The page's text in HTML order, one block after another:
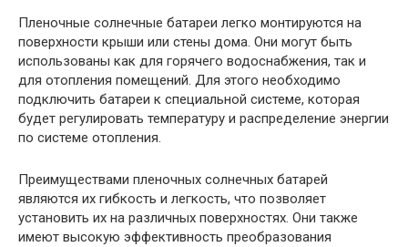
Пленочные солнечные батареи легко монтируются на
поверхности крыши или стены дома. Они могут быть
использованы как для горячего водоснабжения, так и
для отопления помещений. Для этого необходимо
подключить батареи к специальной системе, которая
будет регулировать температуру и распределение энергии
по системе отопления.
Преимуществами пленочных солнечных батарей
являются их гибкость и легкость, что позволяет
установить их на различных поверхностях. Они также
имеют высокую эффективность преобразования